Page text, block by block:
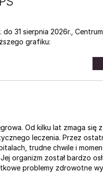
31 sierpnia 2026r.,
grafiku:
Od kilku lat zmaga się
leczenia. Przez
trudne chwile i
organizm został bardzo
problemy zdrowotne